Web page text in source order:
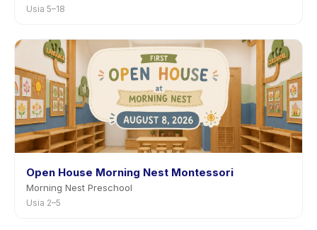
Usia 5–18
Open House Morning Nest Montessori
Morning Nest Preschool
Usia 2–5